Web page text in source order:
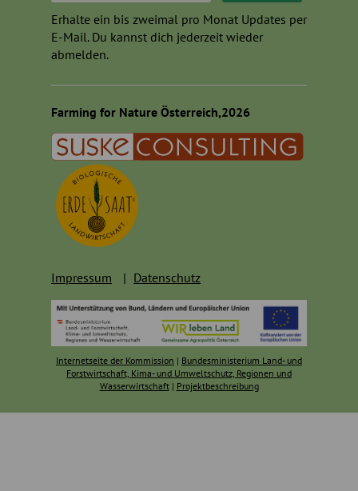
Erhalte ein bis zweimal pro Monat Updates per
E-Mail. Du kannst dich jederzeit wieder
abmelden.
Farming for Nature Österreich,2026
Impressum Datenschutz
Internetseite der Kommission | Bundesministerium Land- und
Forstwirtschaft, Kima- und Umweltschutz, Regionen und
Wasserwirtschaft| Projektbeschreibung